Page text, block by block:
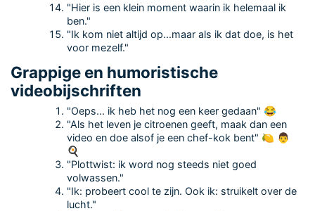
"Hier is een klein moment waarin ik helemaal ik
ben."
"Ik kom niet altijd op...maar als ik dat doe, is het
voor mezelf."
Grappige en humoristische
videobijschriften
"Oeps... ik heb het nog een keer gedaan" 😂
"Als het leven je citroenen geeft, maak dan een
video en doe alsof je een chef-kok bent" 🍋 👨
🍳
"Plottwist: ik word nog steeds niet goed
volwassen."
"Ik: probeert cool te zijn. Ook ik: struikelt over de
lucht."